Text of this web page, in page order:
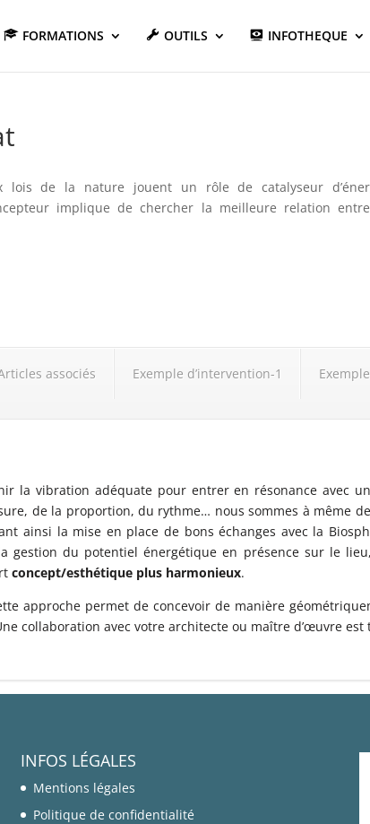
FORMATIONS OUTILS INFOTHEQUE
lois de la nature jouent un rôle de catalyseur
implique de chercher la meilleure relation
associés Exemple d’intervention-1
la vibration adéquate pour entrer en résonance avec
de la proportion, du rythme… nous sommes à même
ainsi la mise en place de bons échanges avec la
gestion du potentiel énergétique en présence sur le
concept/esthétique plus harmonieux.
approche permet de concevoir de manière
collaboration avec votre architecte ou maître d’œuvre est
INFOS LÉGALES
Mentions légales
Politique de confidentialité